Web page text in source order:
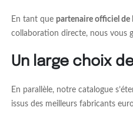
En tant que partenaire officiel de
collaboration directe, nous vous
Un large choix
En parallèle, notre catalogue
issus des meilleurs fabricants